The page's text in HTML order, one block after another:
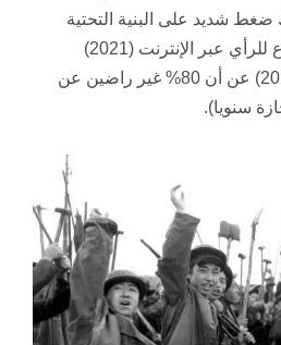
ضغط شديد على البنية التحتية
للسفر. كما أسفر استطلاع للرأي عبر الإنترنت (2021)
والاستطلاع الحكومي (2013) عن أن 80% غير راضين عن